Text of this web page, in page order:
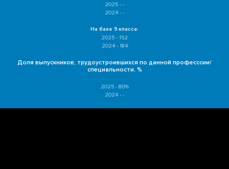
2025 - -
2024 - -
На базе 9 класса:
2025 - 152
2024 - 184
Доля выпускников, трудоустроившихся по данной професссии/
специальности, %
2025 - 80%
2024 - -